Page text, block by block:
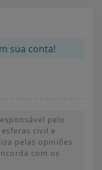
sua conta!
pelo
civil e
pelas opiniões
com os